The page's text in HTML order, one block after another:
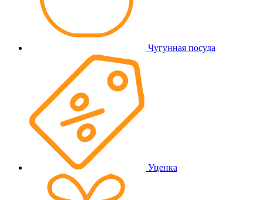
Чугунная посуда
Уценка